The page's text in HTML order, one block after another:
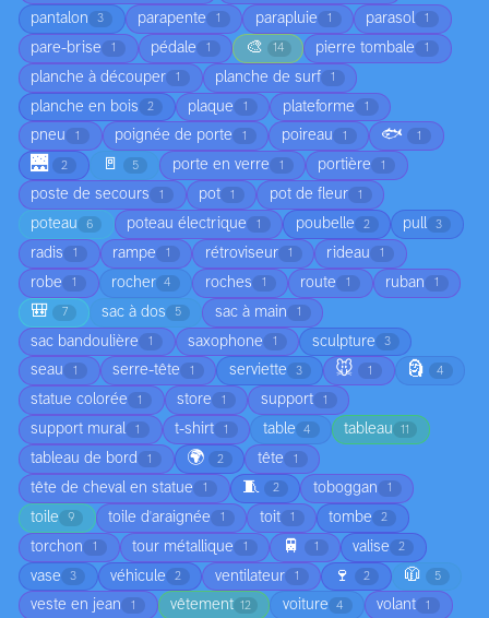
pantalon 3 parapente 1 parapluie 1 parasol 1
pare-brise 1 pédale 1 🎨 14 pierre tombale 1
planche à découper 1 planche de surf 1
planche en bois 2 plaque 1 plateforme 1
pneu 1 poignée de porte 1 poireau 1 🐟 1
🌉 2 🚪 5 porte en verre 1 portière 1
poste de secours 1 pot 1 pot de fleur 1
poteau 6 poteau électrique 1 poubelle 2 pull 3
radis 1 rampe 1 rétroviseur 1 rideau 1
robe 1 rocher 4 roches 1 route 1 ruban 1
🎒 7 sac à dos 5 sac à main 1
sac bandoulière 1 saxophone 1 sculpture 3
seau 1 serre-tête 1 serviette 3 🐭 1 🗿 4
statue colorée 1 store 1 support 1
support mural 1 t-shirt 1 table 4 tableau 11
tableau de bord 1 🌍 2 tête 1
tête de cheval en statue 1 🧵 2 toboggan 1
toile 9 toile d'araignée 1 toit 1 tombe 2
torchon 1 tour métallique 1 🚆 1 valise 2
vase 3 véhicule 2 ventilateur 1 🍷 2 🧥 5
veste en jean 1 vêtement 12 voiture 4 volant 1